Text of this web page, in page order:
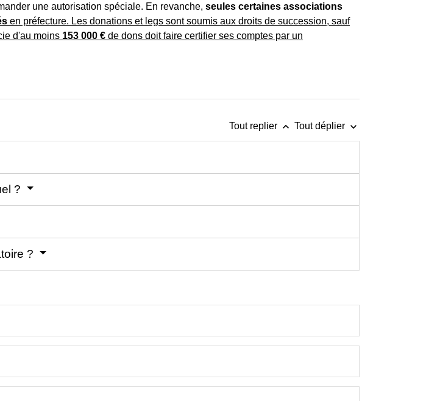
une autorisation spéciale. En revanche, seules certaines associations
en préfecture. Les donations et legs sont soumis aux droits de succession, sauf
d'au moins 153 000 € de dons doit faire certifier ses comptes par un
Tout replier keyboard_arrow_up Tout déplier keyboard_arrow_down
?
?